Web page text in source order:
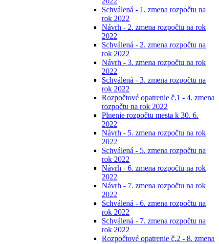
Schválená - 1. zmena rozpočtu na
rok 2022
Návrh - 2. zmena rozpočtu na rok
2022
Schválená - 2. zmena rozpočtu na
rok 2022
Návrh - 3. zmena rozpočtu na rok
2022
Schválená - 3. zmena rozpočtu na
rok 2022
Rozpočtové opatrenie č.1 - 4. zmena
rozpočtu na rok 2022
Plnenie rozpočtu mesta k 30. 6.
2022
Návrh - 5. zmena rozpočtu na rok
2022
Schválená - 5. zmena rozpočtu na
rok 2022
Návrh - 6. zmena rozpočtu na rok
2022
Návrh - 7. zmena rozpočtu na rok
2022
Schválená - 6. zmena rozpočtu na
rok 2022
Schválená - 7. zmena rozpočtu na
rok 2022
Rozpočtové opatrenie č.2 - 8. zmena